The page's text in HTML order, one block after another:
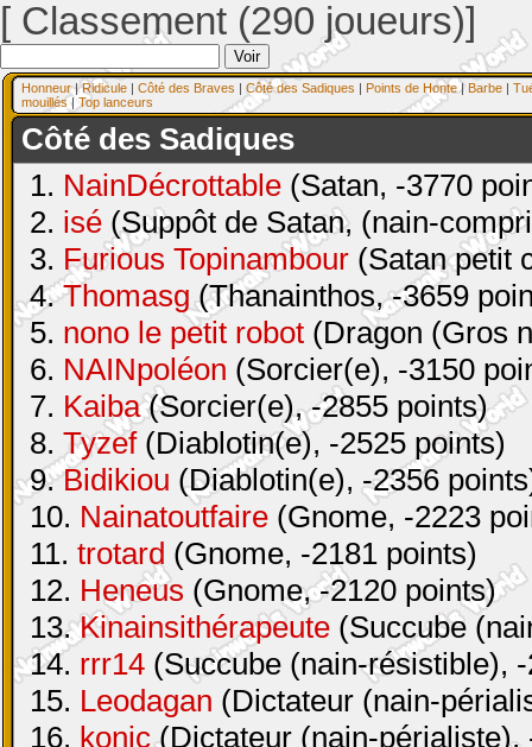
[ Classement (290 joueurs)]
Honneur|Ridicule | Côté des Braves | Côté des Sadiques | Points de Honte| Barbe |
mouillés| Top lanceurs
Côté des Sadiques
1. NainDécrottable (Satan, -3770
2. isé (Suppôt de Satan, (nain-
3. Furious Topinambour (Satan petit
4.Thomasg(Thanainthos, -3659
5. nono le petit robot (Dragon (Gros
6. NAINpoléon (Sorcier(e), -3150
7. Kaiba(Sorcier(e), -2855 points)
8. Tyzef(Diablotin(e), -2525 points)
9.Bidikiou (Diablotin(e), -2356
10. Nainatoutfaire (Gnome, -2223
11. trotard (Gnome, -2181 points)
12. Heneus (Gnome, -2120 points)
13.Kinainsithérapeute (Succube
14. rrr14 (Succube (nain-résistible),
15. Leodagan (Dictateur (nain-
16. konic(Dictateur (nain-périaliste),